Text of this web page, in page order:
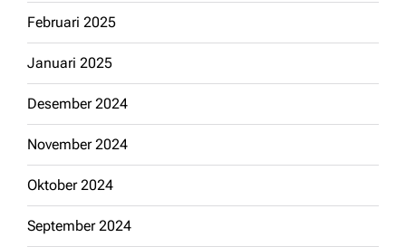
Februari 2025
Januari 2025
Desember 2024
November 2024
Oktober 2024
September 2024